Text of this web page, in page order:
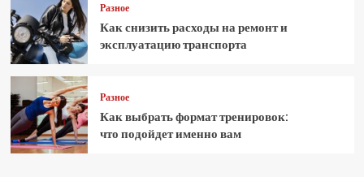
Разное
Как снизить расходы на ремонт и
эксплуатацию транспорта
Разное
Как выбрать формат тренировок:
что подойдет именно вам